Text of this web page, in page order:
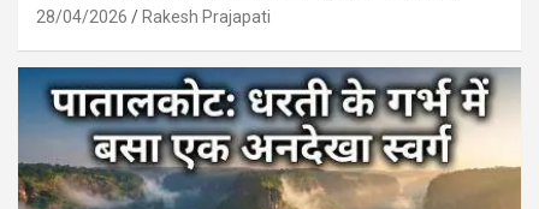
28/04/2026 Rakesh Prajapati